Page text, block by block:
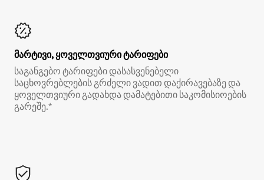
მარტივი, ყოველთვიური ტარიფები
საგანგებო ტარიფები დასასვენებელი
საცხოვრებლების გრძელი ვადით დაქირავებაზე და
ყოველთვიური გადახდა დამატებითი საკომისიოების
გარეშე.*